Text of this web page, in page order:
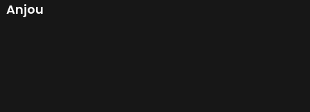
Anjou